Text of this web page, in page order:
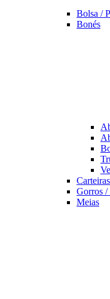
Bolsa /
Bonés
Gorros /
Meias